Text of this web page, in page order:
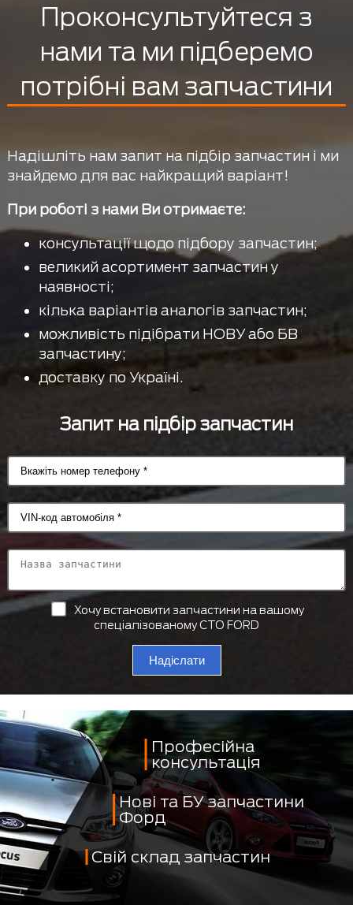
Проконсультуйтеся з
нами та ми підберемо
потрібні вам запчастини
Надішліть нам запит на підбір запчастин і ми
знайдемо для вас найкращий варіант!
При роботі з нами Ви отримаєте:
консультації щодо підбору запчастин;
великий асортимент запчастин у
наявності;
кілька варіантів аналогів запчастин;
можливість підібрати НОВУ або БВ
запчастину;
доставку по Україні.
Запит на підбір запчастин
Хочу встановити запчастини на вашому
спеціалізованому СТО FORD
Надіслати
Професійна
консультація
Нові та БУ запчастини
Форд
Свій склад запчастин